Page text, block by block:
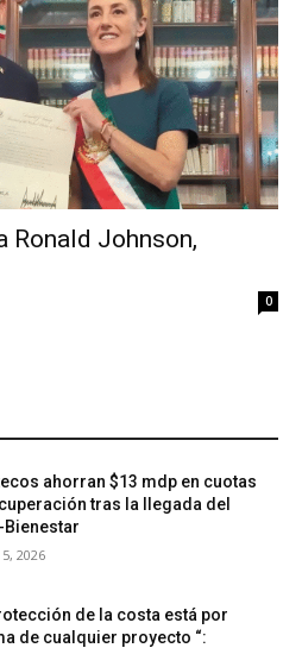
Ronald Johnson,
0
ahorran $13 mdp en cuotas
tras la llegada del
Bienestar
2026
de la costa está por
de cualquier proyecto “: